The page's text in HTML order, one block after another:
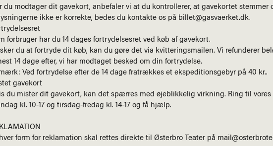
du modtager dit gavekort, anbefaler vi at du kontrollerer, at gavekortet stemmer
ikke er korrekte, bedes du kontakte os på billet@gasvaerket.dk.
forbruger har du 14 dages fortrydelsesret ved køb af gavekort.
du at fortryde dit køb, kan du gøre det via kvitteringsmailen. Vi refunderer
14 dage efter, vi har modtaget besked om din fortrydelse.
Ved fortrydelse efter de 14 dage fratrækkes et ekspeditionsgebyr på 40 kr..
gavekort
du mister dit gavekort, kan det spærres med øjeblikkelig virkning. Ring til vores
kl. 10-17 og tirsdag-fredag kl. 14-17 og få hjælp.
form for reklamation skal rettes direkte til Østerbro Teater på